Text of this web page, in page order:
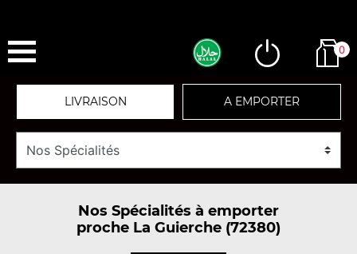
0
LIVRAISON A EMPORTER
Nos Spécialités à emporter
proche La Guierche (72380)